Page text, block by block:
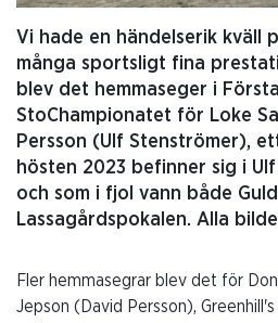
Vi hade en händelserik kväll
många sportsligt fina
blev det hemmaseger i
StoChampionatet för Loke
Persson (Ulf Stenströmer),
hösten 2023 befinner sig i
och som i fjol vann både
Lassagårdspokalen. Alla
Fler hemmasegrar blev det för
Jepson (David Persson),